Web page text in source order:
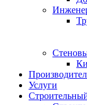
Услуги